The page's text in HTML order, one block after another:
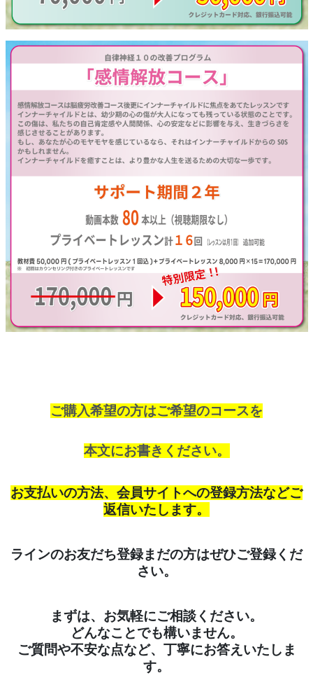
ご購入希望の方はご希望のコースを
本文にお書きください。
お支払いの方法、会員サイトへの登録方法などご
返信いたします。
ラインのお友だち登録まだの方はぜひご登録くだ
さい。
まずは、お気軽にご相談ください。
どんなことでも構いません。
ご質問や不安な点など、丁寧にお答えいたしま
す。